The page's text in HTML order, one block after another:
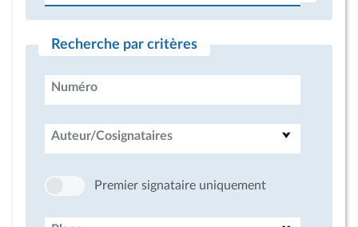
Recherche par critères
Numéro
Auteur/Cosignataires
Premier signataire uniquement